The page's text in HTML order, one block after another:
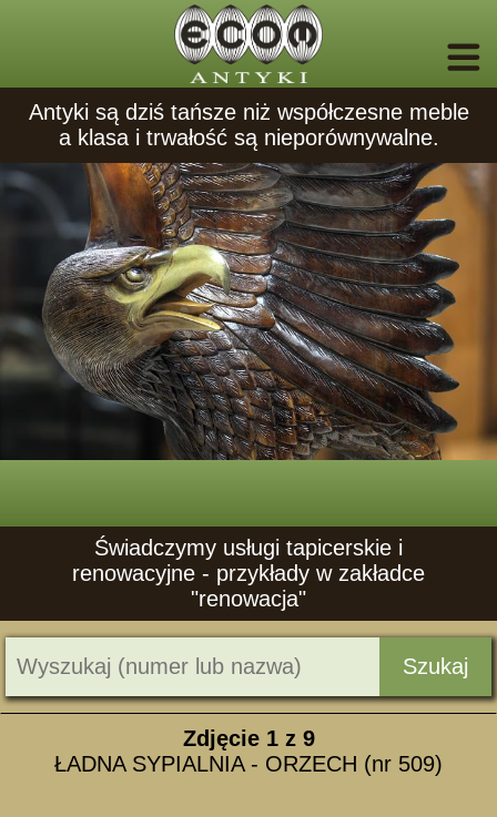
Antyki są dziś tańsze niż współczesne meble
a klasa i trwałość są nieporównywalne.
Świadczymy usługi tapicerskie i
renowacyjne - przykłady w zakładce
"renowacja"
Szukaj
Zdjęcie 1z 9
ŁADNA SYPIALNIA - ORZECH (nr 509)